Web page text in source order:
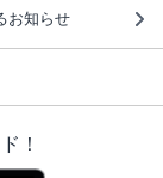
お知らせ
！